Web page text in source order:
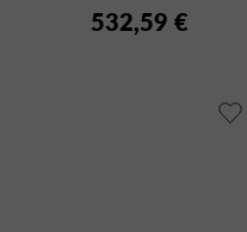
532,59 €